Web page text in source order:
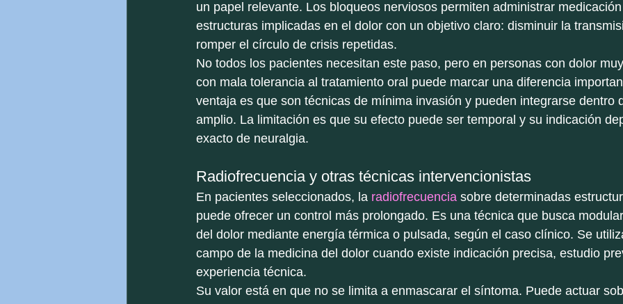
un papel relevante. Los bloqueos nerviosos permiten administrar
estructuras implicadas en el dolor con un objetivo claro: disminuir la
romper el círculo de crisis repetidas.
No todos los pacientes necesitan este paso, pero en personas con dolor
con mala tolerancia al tratamiento oral puede marcar una diferencia
ventaja es que son técnicas de mínima invasión y pueden integrarse dentro
amplio. La limitación es que su efecto puede ser temporal y su indicación
exacto de neuralgia.
Radiofrecuencia y otras técnicas intervencionistas
En pacientes seleccionados, la radiofrecuencia sobre determinadas
puede ofrecer un control más prolongado. Es una técnica que busca
del dolor mediante energía térmica o pulsada, según el caso clínico. Se
campo de la medicina del dolor cuando existe indicación precisa, estudio
experiencia técnica.
Su valor está en que no se limita a enmascarar el síntoma. Puede actuar